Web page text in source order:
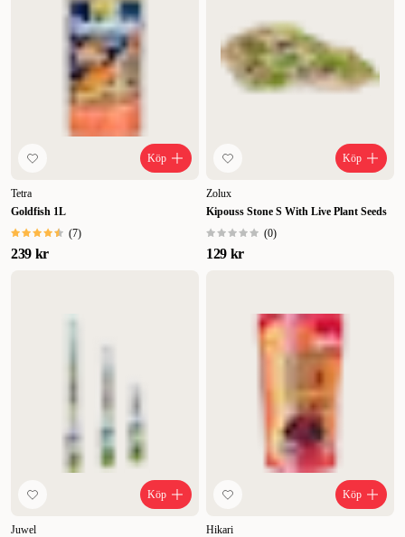
Köp
Tetra
Goldfish 1L
(7)
239 kr
Köp
Zolux
Kipouss Stone S With Live Plant Seeds
(0)
129 kr
Köp
Juwel
Köp
Hikari